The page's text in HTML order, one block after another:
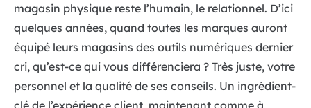
magasin physique reste l’humain, le relationnel. D’ici
quelques années, quand toutes les marques auront
équipé leurs magasins des outils numériques dernier
cri, qu’est-ce qui vous différenciera ? Très juste, votre
personnel et la qualité de ses conseils. Un ingrédient-
clé de l’expérience client, maintenant comme à